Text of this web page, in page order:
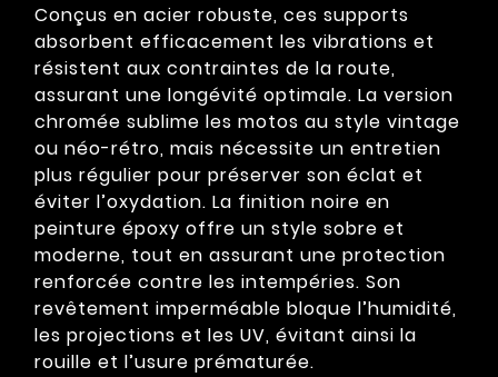
Conçus en acier robuste, ces supports
absorbent efficacement les vibrations et
résistent aux contraintes de la route,
assurant une longévité optimale. La version
chromée sublime les motos au style vintage
ou néo-rétro, mais nécessite un entretien
plus régulier pour préserver son éclat et
éviter l’oxydation. La finition noire en
peinture époxy offre un style sobre et
moderne, tout en assurant une protection
renforcée contre les intempéries. Son
revêtement imperméable bloque l’humidité,
les projections et les UV, évitant ainsi la
rouille et l’usure prématurée.